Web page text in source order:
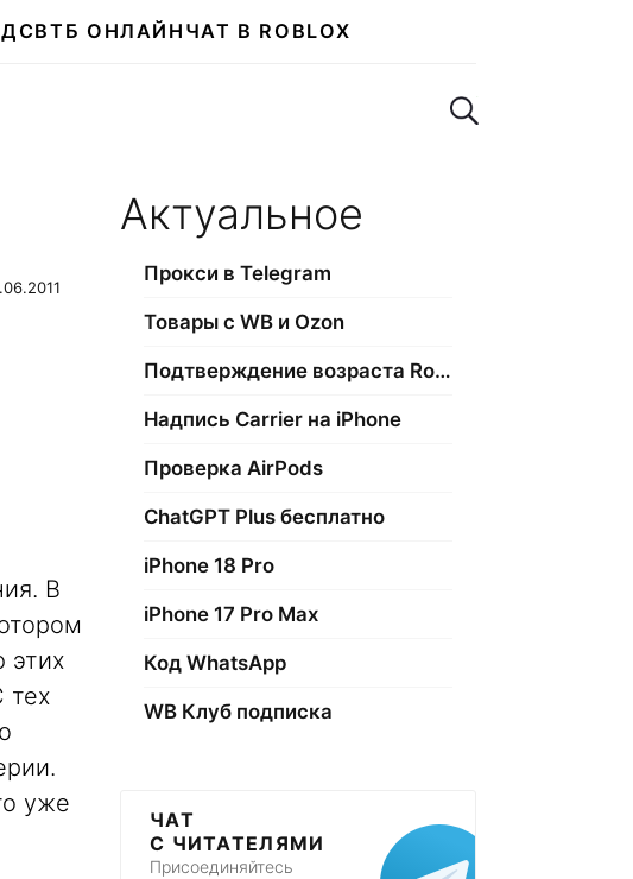
ВТБ ОНЛАЙН ЧАТ В ROBLOX
Поиск по сайту
В
этих
тех
уже
Актуальное
Прокси в Telegram
Товары с WB и Ozon
Подтверждение возраста Roblox
Надпись Carrier на iPhone
Проверка AirPods
ChatGPT Plus бесплатно
iPhone 18 Pro
iPhone 17 Pro Max
Код WhatsApp
WB Клуб подписка
ЧАТ
С ЧИТАТЕЛЯМИ
Присоединяйтесь